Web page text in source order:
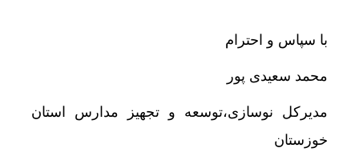
با سپاس و احترام
محمد سعیدی پور
مدیرکل نوسازی،توسعه و تجهیز مدارس استان
خوزستان